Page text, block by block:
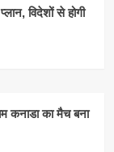
विदेशों से होगी
कनाडा का मैच बना